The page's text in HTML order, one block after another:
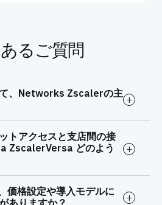
るご質問
、Networks Zscalerの主
トアクセスと支店間の接
ZscalerVersa どのよう
格設定や導入モデルに
ありますか？